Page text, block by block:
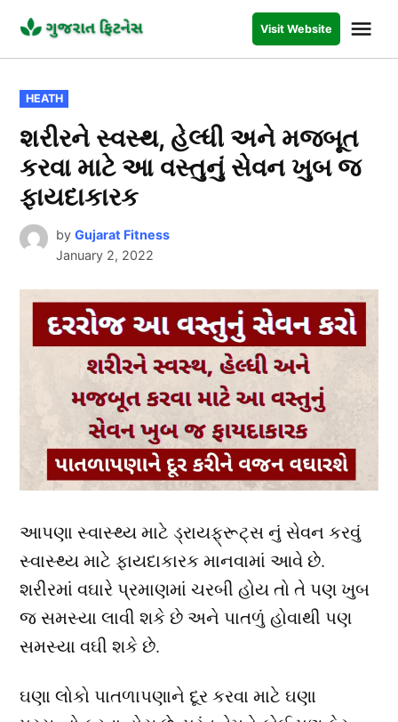
content
FITNESS
Visit Website
POSTED
IN
HEATH
શરીરને સ્વસ્થ, હેલ્ધી અને મજબૂત
કરવા માટે આ વસ્તુનું સેવન ખુબ જ
ફાયદાકારક
by Gujarat Fitness
January 2, 2022
આપણા સ્વાસ્થ્ય માટે ડ્રાયફ્રૂટ્સ નું સેવન કરવું
સ્વાસ્થ્ય માટે ફાયદાકારક માનવામાં આવે છે.
શરીરમાં વઘારે પ્રમાણમાં ચરબી હોય તો તે પણ ખુબ
જ સમસ્યા લાવી શકે છે અને પાતળું હોવાથી પણ
સમસ્યા વઘી શકે છે.
ઘણા લોકો પાતળાપણાને દૂર કરવા માટે ઘણા